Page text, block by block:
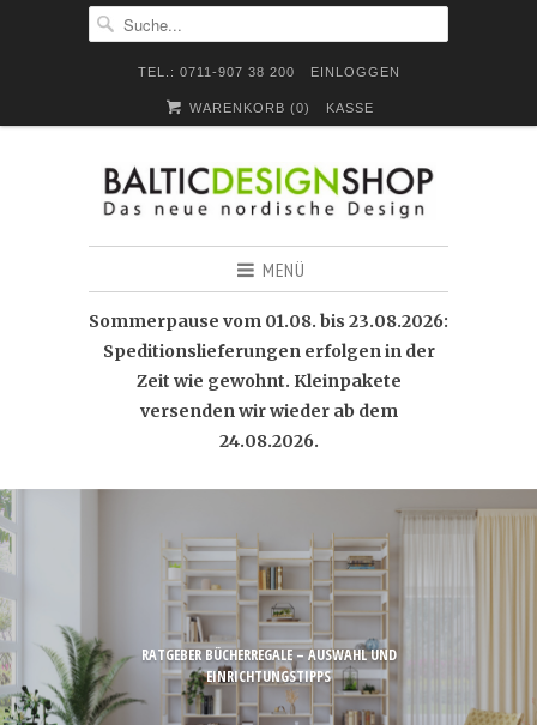
TEL.: 0711-907 38 200 EINLOGGEN
WARENKORB (0) KASSE
MENÜ
Sommerpause vom 01.08. bis 23.08.2026:
Speditionslieferungen erfolgen in der
Zeit wie gewohnt. Kleinpakete
versenden wir wieder ab dem
24.08.2026.
RATGEBER BÜCHERREGALE – AUSWAHL UND
EINRICHTUNGSTIPPS